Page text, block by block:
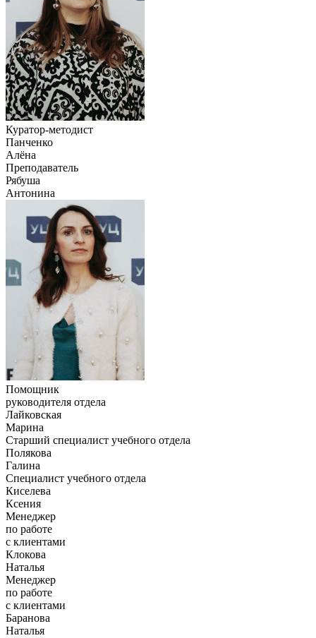
Куратор-методист
Панченко
Алёна
Преподаватель
Рябуша
Антонина
Помощник
руководителя отдела
Лайковская
Марина
Старший специалист учебного отдела
Полякова
Галина
Специалист учебного отдела
Киселева
Ксения
Менеджер
по работе
с клиентами
Клокова
Наталья
Менеджер
по работе
с клиентами
Баранова
Наталья